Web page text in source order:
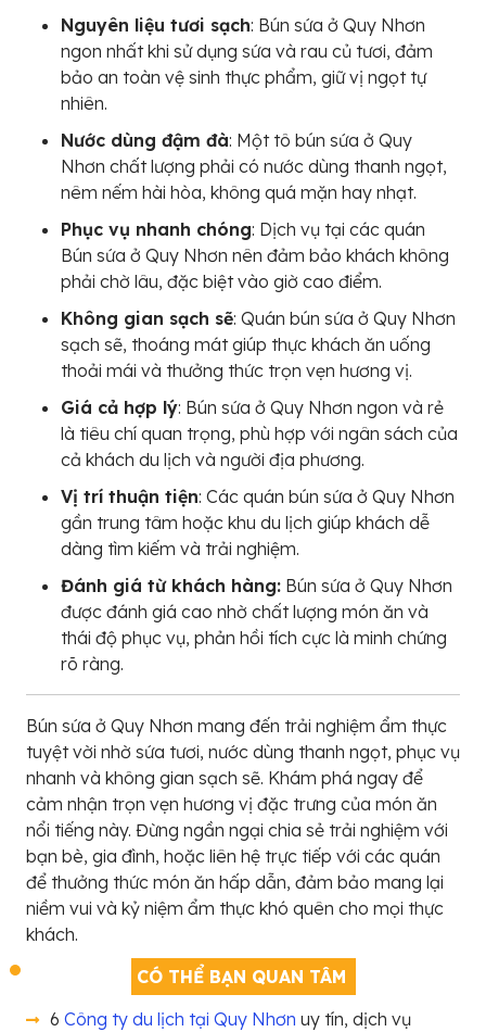
Nguyên liệu tươi sạch: Bún sứa ở Quy Nhơn
ngon nhất khi sử dụng sứa và rau củ tươi, đảm
bảo an toàn vệ sinh thực phẩm, giữ vị ngọt tự
nhiên.
Nước dùng đậm đà: Một tô bún sứa ở Quy
Nhơn chất lượng phải có nước dùng thanh ngọt,
nêm nếm hài hòa, không quá mặn hay nhạt.
Phục vụ nhanh chóng: Dịch vụ tại các quán
Bún sứa ở Quy Nhơn nên đảm bảo khách không
phải chờ lâu, đặc biệt vào giờ cao điểm.
Không gian sạch sẽ: Quán bún sứa ở Quy Nhơn
sạch sẽ, thoáng mát giúp thực khách ăn uống
thoải mái và thưởng thức trọn vẹn hương vị.
Giá cả hợp lý: Bún sứa ở Quy Nhơn ngon và rẻ
là tiêu chí quan trọng, phù hợp với ngân sách của
cả khách du lịch và người địa phương.
Vị trí thuận tiện: Các quán bún sứa ở Quy Nhơn
gần trung tâm hoặc khu du lịch giúp khách dễ
dàng tìm kiếm và trải nghiệm.
Đánh giá từ khách hàng: Bún sứa ở Quy Nhơn
được đánh giá cao nhờ chất lượng món ăn và
thái độ phục vụ, phản hồi tích cực là minh chứng
rõ ràng.
Bún sứa ở Quy Nhơn mang đến trải nghiệm ẩm thực
tuyệt vời nhờ sứa tươi, nước dùng thanh ngọt, phục vụ
nhanh và không gian sạch sẽ. Khám phá ngay để
cảm nhận trọn vẹn hương vị đặc trưng của món ăn
nổi tiếng này. Đừng ngần ngại chia sẻ trải nghiệm với
bạn bè, gia đình, hoặc liên hệ trực tiếp với các quán
để thưởng thức món ăn hấp dẫn, đảm bảo mang lại
niềm vui và kỷ niệm ẩm thực khó quên cho mọi thực
khách.
CÓ THỂ BẠN QUAN TÂM
6 Công ty du lịch tại Quy Nhơn uy tín, dịch vụ